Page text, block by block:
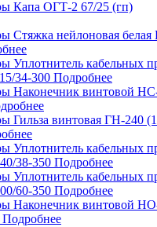
34-300 Подробнее
38-350 Подробнее
60-350 Подробнее
Подробнее